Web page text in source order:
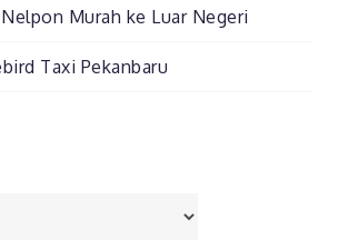
Nelpon Murah ke Luar Negeri
Taxi Pekanbaru